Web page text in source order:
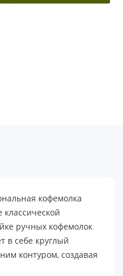
кофемолка
ручных кофемолок
в себе круглый
контуром, создавая